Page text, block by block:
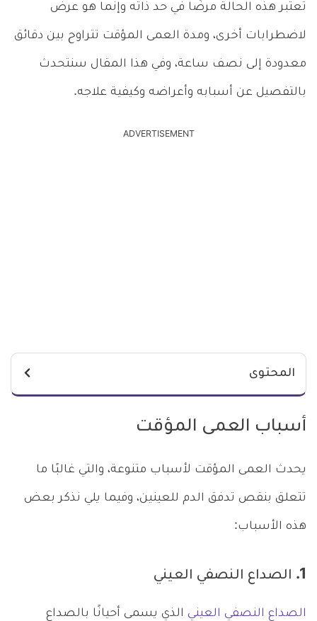
تعتبر هذه الحالة مرضًا في حد ذاته وإنما هو عرض
لاضطرابات أخرى، ومدة العمى المؤقت تتراوح بين دقائق
معدودة إلى نصف ساعة، وفي هذا المقال سنتحدث
بالتفصيل عن أسبابه وأعراضه وكيفية علاجه.
ADVERTISEMENT
المحتوى
أسباب العمى المؤقت
يحدث العمى المؤقت لأسباب متنوعة، والتي غالبًا ما
تتعلق بنقص تدفق الدم للعينين، وفيما يلي نذكر بعض
هذه الأسباب:
1. الصداع النصفي العيني
الصداع النصفي العيني الذي يسمى أحيانًا بالصداع